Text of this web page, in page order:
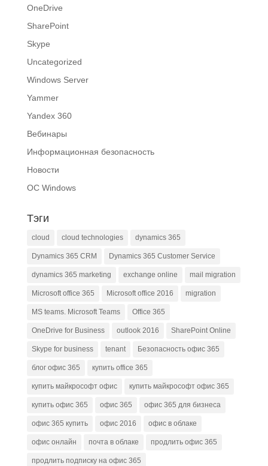
OneDrive
SharePoint
Skype
Uncategorized
Windows Server
Yammer
Yandex 360
Вебинары
Информационная безопасность
Новости
ОС Windows
Тэги
cloud cloud technologies dynamics 365
Dynamics 365 CRM Dynamics 365 Customer Service
dynamics 365 marketing exchange online mail migration
Microsoft office 365 Microsoft office 2016 migration
MS teams. Microsoft Teams Office 365
OneDrive for Business outlook 2016 SharePoint Online
Skype for business tenant Безопасность офис 365
блог офис 365 купить office 365
купить майкрософт офис купить майкрософт офис 365
купить офис 365 офис 365 офис 365 для бизнеса
офис 365 купить офис 2016 офис в облаке
офис онлайн почта в облаке продлить офис 365
продлить подписку на офис 365